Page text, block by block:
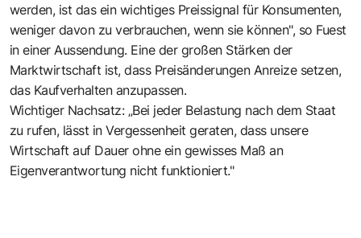
werden, ist das ein wichtiges Preissignal für Konsumenten,
weniger davon zu verbrauchen, wenn sie können", so Fuest
in einer Aussendung. Eine der großen Stärken der
Marktwirtschaft ist, dass Preisänderungen Anreize setzen,
das Kaufverhalten anzupassen.
Wichtiger Nachsatz: „Bei jeder Belastung nach dem Staat
zu rufen, lässt in Vergessenheit geraten, dass unsere
Wirtschaft auf Dauer ohne ein gewisses Maß an
Eigenverantwortung nicht funktioniert."